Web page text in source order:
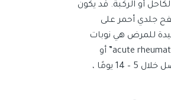
أو الركبة. قد يكون
جلدي أحمر على
للمرض هي نوبات
من آلام المفاصل وتورمها ، والتي يمكن تشخيصها خطأ على أنها حمى روماتيزمية حادة ” acute rheumatic fever” أو
التهاب المفاصل الشبابي مجهول السبب “juvenile idiopathic arthritis”. عادة ما يزول تورم المفصل خلال 5 – 14 يومًا ،